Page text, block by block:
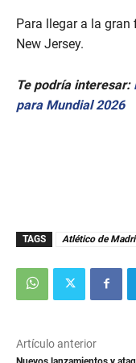
Para llegar a la
New Jersey.
Te podría interesar:
para Mundial 2026
TAGS Atlético de
Artículo anterior